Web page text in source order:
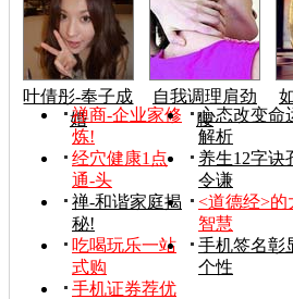
叶倩彤-奉子成
婚
自我调理肩劲
腰
禅商-企业家修
炼!
心态改变命
解析
经穴健康1点
通-头
养生12字诀
令谦
禅-和谐家庭揭
秘!
<道德经>的
智慧
吃喝玩乐一站
式购
手机签名彰
个性
手机证券荐优